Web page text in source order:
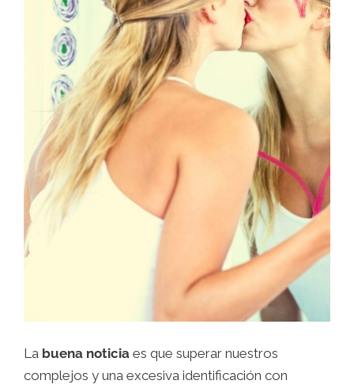
La buena noticia es que superar nuestros
complejos y una excesiva identificación con